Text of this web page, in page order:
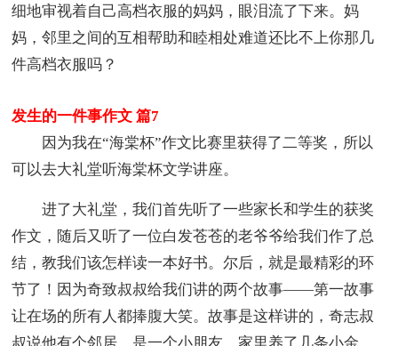
细地审视着自己高档衣服的妈妈，眼泪流了下来。妈
妈，邻里之间的互相帮助和睦相处难道还比不上你那几
件高档衣服吗？
发生的一件事作文 篇7
因为我在“海棠杯”作文比赛里获得了二等奖，所以
可以去大礼堂听海棠杯文学讲座。
进了大礼堂，我们首先听了一些家长和学生的获奖
作文，随后又听了一位白发苍苍的老爷爷给我们作了总
结，教我们该怎样读一本好书。尔后，就是最精彩的环
节了！因为奇致叔叔给我们讲的两个故事——第一故事
让在场的所有人都捧腹大笑。故事是这样讲的，奇志叔